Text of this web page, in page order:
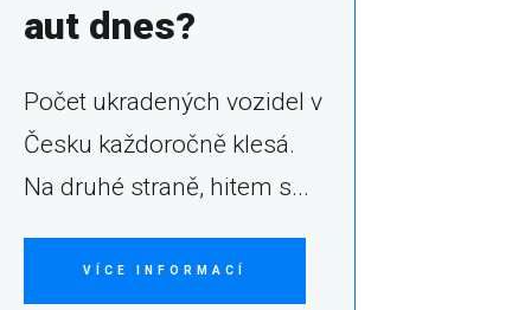
aut dnes?
Počet ukradených vozidel v
Česku každoročně klesá.
Na druhé straně, hitem s...
VÍCE INFORMACÍ